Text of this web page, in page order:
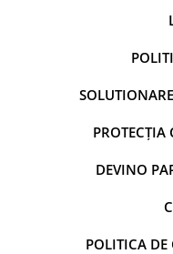
DEVINO
POLITICA